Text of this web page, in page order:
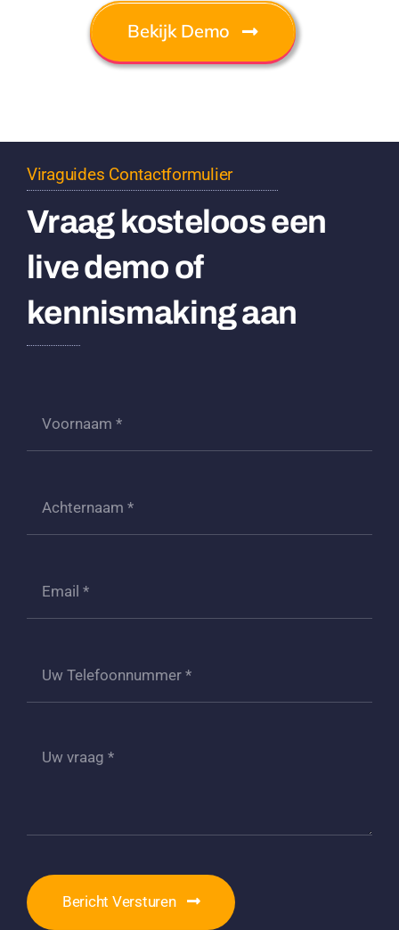
Bekijk Demo
Viraguides Contactformulier
Vraag kosteloos een
live demo of
kennismaking aan
Bericht Versturen